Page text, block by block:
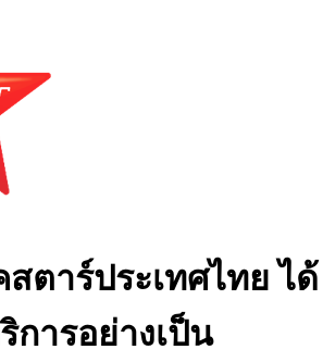
สตาร์ประเทศไทย ได้
การอย่างเป็น